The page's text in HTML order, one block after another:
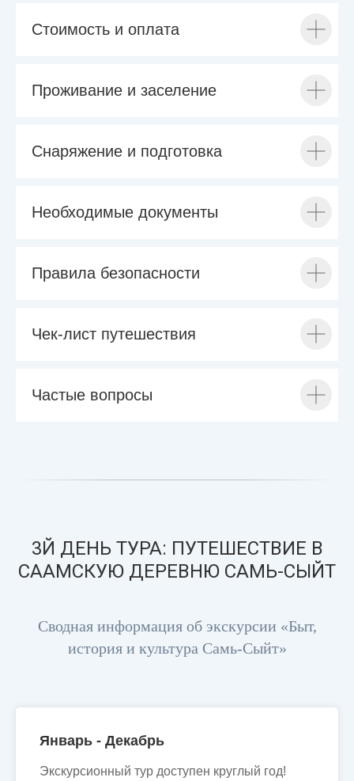
Стоимость и оплата
Проживание и заселение
Снаряжение и подготовка
Необходимые документы
Правила безопасности
Чек-лист путешествия
Частые вопросы
3Й ДЕНЬ ТУРА: ПУТЕШЕСТВИЕ В
СААМСКУЮ ДЕРЕВНЮ САМЬ-СЫЙТ
Сводная информация об экскурсии «Быт,
история и культура Самь-Сыйт»
Январь - Декабрь
Экскурсионный тур доступен круглый год!